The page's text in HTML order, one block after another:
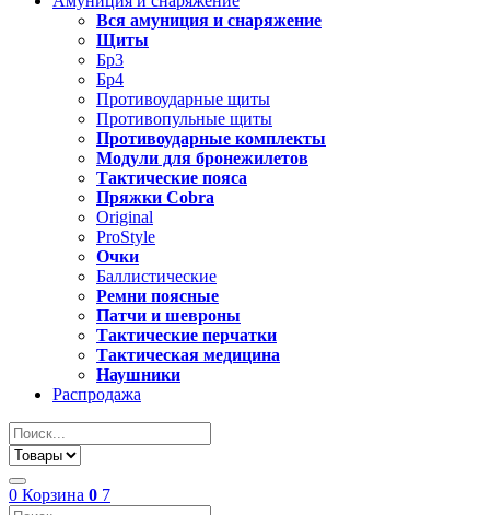
Вся амуниция и снаряжение
Щиты
Бр3
Бр4
Противоударные щиты
Противопульные щиты
Противоударные комплекты
Модули для бронежилетов
Тактические пояса
Пряжки Cobra
Original
ProStyle
Очки
Баллистические
Ремни поясные
Патчи и шевроны
Тактические перчатки
Тактическая медицина
Наушники
Распродажа
0 Корзина 0 7